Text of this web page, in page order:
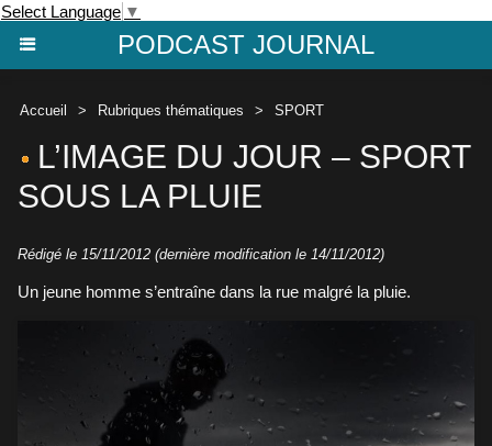
Select Language ▼
PODCAST JOURNAL
Accueil > Rubriques thématiques > SPORT
L’IMAGE DU JOUR – SPORT
SOUS LA PLUIE
Rédigé le 15/11/2012 (dernière modification le 14/11/2012)
Un jeune homme s’entraîne dans la rue malgré la pluie.